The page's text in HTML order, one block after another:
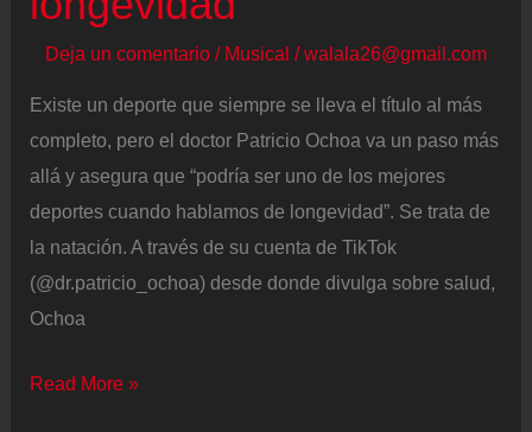
Deja un comentario / Musical /walala26@gmail.com
Existe un deporte que siempre se lleva el título al más
completo, pero el doctor Patricio Ochoa va un paso más
allá y asegura que “podría ser uno de los mejores
deportes cuando hablamos de longevidad”. Se trata de
la natación. A través de su cuenta de TikTok
(@dr.patricio_ochoa) desde donde divulga sobre salud,
Ochoa
Patricio
Read More »